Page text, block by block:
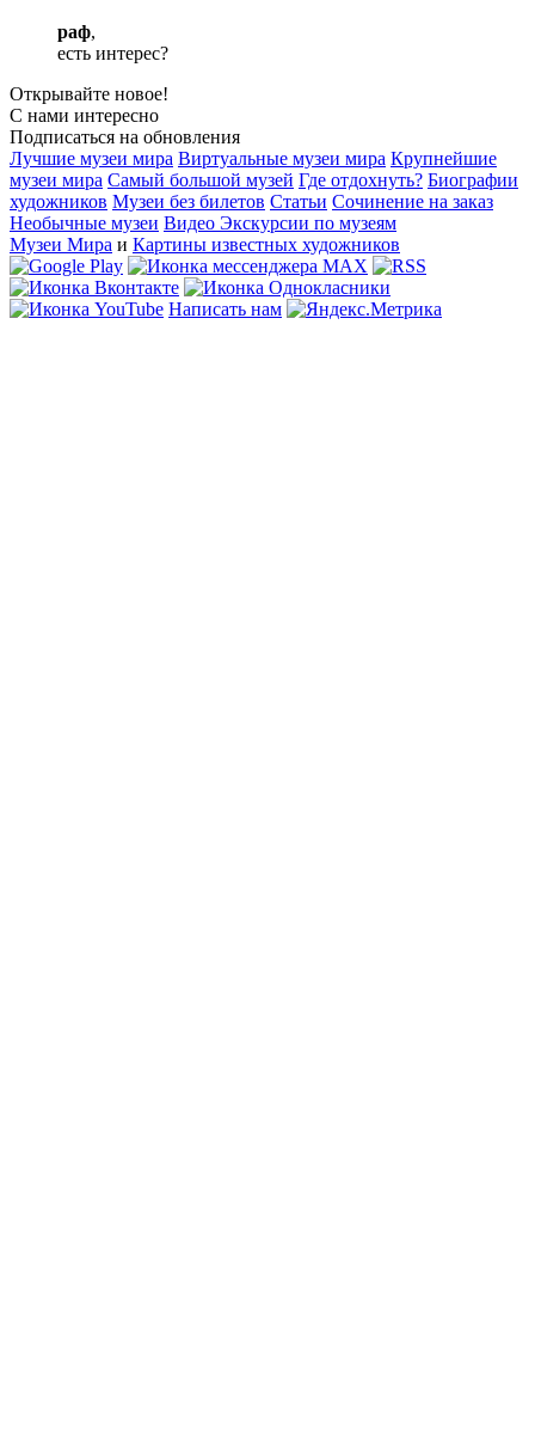
раф,
есть интерес?
Открывайте новое!
С нами интересно
Подписаться на обновления
Лучшие музеи мира Виртуальные музеи мира Крупнейшие
музеи мира Самый большой музей Где отдохнуть? Биографии
художников Музеи без билетов Статьи Сочинение на заказ
Необычные музеи Видео Экскурсии по музеям
Музеи Мира и Картины известных художников
Написать нам